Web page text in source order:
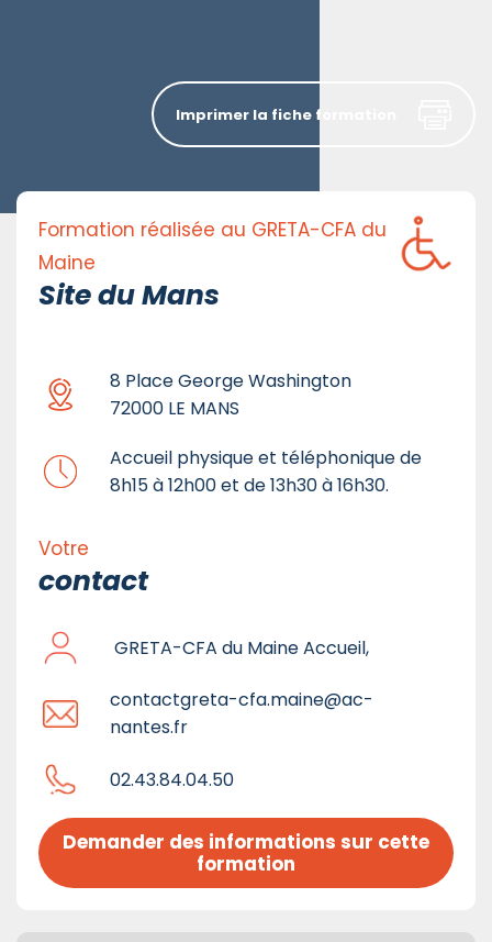
Formation réalisée au GRETA-CFA du
Maine
Site du Mans
8 Place George Washington
72000 LE MANS
Accueil physique et téléphonique de
8h15 à 12h00 et de 13h30 à 16h30.
Votre
contact
GRETA-CFA du Maine Accueil,
contactgreta-cfa.maine@ac-
nantes.fr
02.43.84.04.50
Demander des informations sur cette
formation
Imprimer la fiche formation